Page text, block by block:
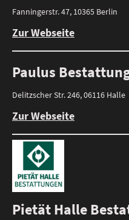
Fanningerstr. 47, 10365 Berlin
Zur Webseite
Paulus
Delitzscher Str. 246, 06116 Halle
Zur Webseite
Pietät Halle